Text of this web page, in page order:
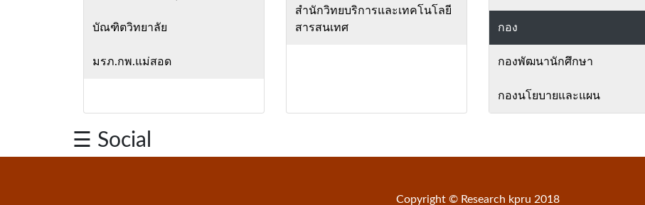
บัณฑิตวิทยาลัย
มรภ.กพ.แม่สอด
สำนักวิทยบริการและเทคโนโลยี
สารสนเทศ
กอง
กองพัฒนานักศึกษา
กองนโยบายและแผน
☰ Social
Copyright © Research kpru 2018